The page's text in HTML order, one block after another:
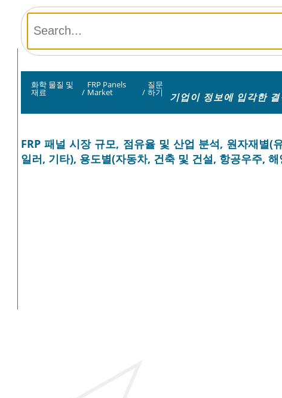
화학 물질 및
재료 /
FRP Panels
Market /
질문
하기 기업이 정보에 입각한
FRP 패널 시장 규모, 점유율 및 산업 분석, 원자재별(
일러, 기타), 용도별(자동차, 건축 및 건설, 항공우주,